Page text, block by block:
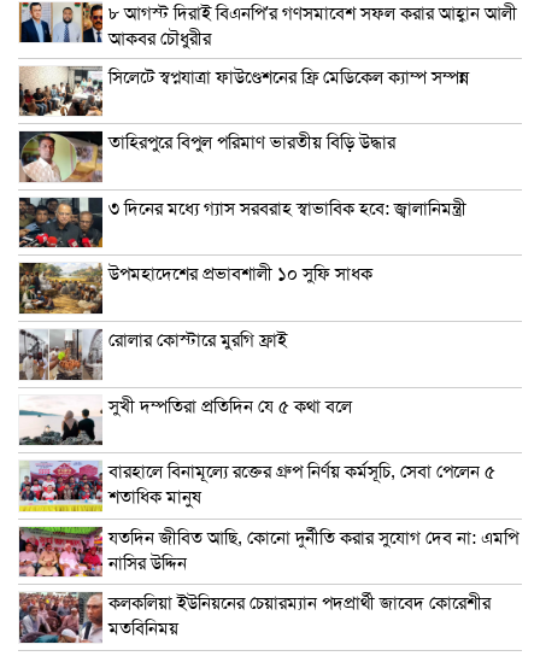
৮ আগস্ট দিরাই বিএনপি’র গণসমাবেশ সফল করার আহ্বান আলী
আকবর চৌধুরীর
সিলেটে স্বপ্নযাত্রা ফাউণ্ডেশনের ফ্রি মেডিকেল ক্যাম্প সম্পন্ন
তাহিরপুরে বিপুল পরিমাণ ভারতীয় বিড়ি উদ্ধার
৩ দিনের মধ্যে গ্যাস সরবরাহ স্বাভাবিক হবে: জ্বালানিমন্ত্রী
উপমহাদেশের প্রভাবশালী ১০ সুফি সাধক
রোলার কোস্টারে মুরগি ফ্রাই
সুখী দম্পতিরা প্রতিদিন যে ৫ কথা বলে
বারহালে বিনামূল্যে রক্তের গ্রুপ নির্ণয় কর্মসূচি, সেবা পেলেন ৫
শতাধিক মানুষ
যতদিন জীবিত আছি, কোনো দুর্নীতি করার সুযোগ দেব না: এমপি
নাসির উদ্দিন
কলকলিয়া ইউনিয়নের চেয়ারম্যান পদপ্রার্থী জাবেদ কোরেশীর
মতবিনিময়